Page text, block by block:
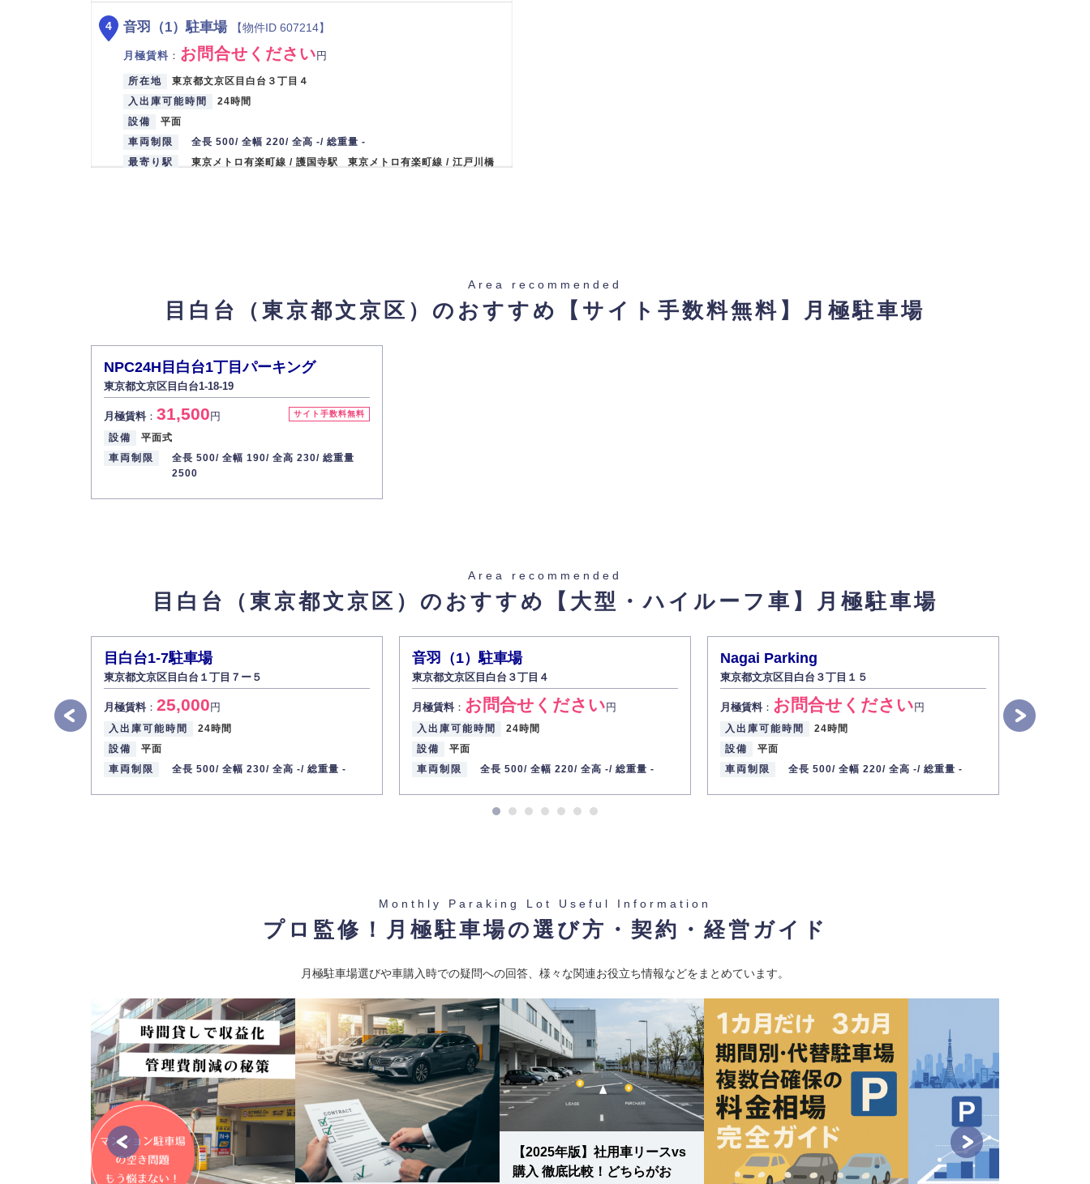
音羽（1）駐車場 【物件ID 607214】
月極賃料 ： お問合せください 円
所在地
東京都文京区目白台３丁目４
入出庫可能時間
24時間
設備
平面
車両制限
全長 500/ 全幅 220/ 全高 -/ 総重量 -
最寄り駅
東京メトロ有楽町線 / 護国寺駅 東京メトロ有楽町線 / 江戸川橋
4
入出庫可能時間
24時間
機械式
最寄り駅
東京メトロ有楽町線 / 護国寺駅 東京メトロ有楽町線 / 江戸川橋
駅
Nagai Parking【物件ID 607218】
月極賃料 お問合せください
東京都文京区目白台３丁目１５
入出庫可能時間
24時間
6
月極賃料 ：
所在地
東京都文京区目白台３丁目１３−５
設備
平面
車両制限
全長 500/ 全幅 220/ 全高 -/ 総重量 -
最寄り駅
東京メトロ有楽町線 / 護国寺駅 東京メトロ有楽町線 / 江戸川橋
駅
全長 500/ 全幅 220/ 全高 -/ 総重量 -
有料駐車場【物件ID 607215】
月極賃料：お問合せください 円
所在地
東京都文京区目白台３丁目１６−１４
入出庫可能時間
24時間
設備
機械式
車両制限
全長 500/ 全幅 220/ 全高 -/ 総重量 -
最寄り駅
東京メトロ有楽町線 / 護国寺駅 東京メトロ有楽町線 / 江戸川橋
駅
9
Area recommended
目白台（東京都文京区）のおすすめ 【サイト手数料無料】月極駐車場
NPC24H目白台1丁目パーキング
東京都文京区目白台1-18-19
サイト手数料無料
月極賃料： 31,500円
設備
平面式
車両制限
全長 500/ 全幅 190/ 全高 230/ 総重量
2500
Area recommended
目白台（東京都文京区）のおすすめ 【大型・ハイルーフ車】月極駐車場
目白台1-7駐車場
東京都文京区目白台１丁目７ー５
月極賃料： 25,000円
入出庫可能時間
24時間
設備
平面
車両制限
全長 500/ 全幅 230/ 全高 -/ 総重量 -
音羽（1）駐車場
東京都文京区目白台３丁目４
月極賃料： お問合せください円
入出庫可能時間
24時間
設備
平面
車両制限
全長 500/ 全幅 220/ 全高 -/ 総重量 -
Nagai Parking
東京都文京区目白台３丁目１５
月極賃料： お問合せください円
入出庫可能時間
24時間
設備
平面
車両制限
全長 500/ 全幅 220/ 全高 -/ 総重量 -
月極賃料
Monthly Paraking Lot Useful Information
プロ監修！月極駐車場の選び方・契約・経営ガイド
月極駐車場選びや車購入時での疑問への回答、様々な関連お役立ち情報などをまとめています。
【2025年版】社用車リースvs
購入 徹底比較！どちらがお